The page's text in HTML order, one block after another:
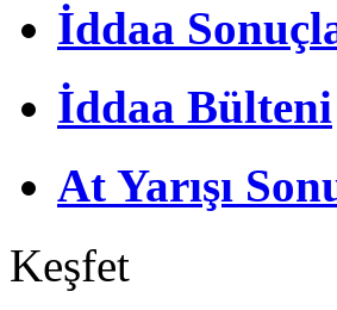
İddaa
İddaa Bülteni
At Yarışı
Keşfet